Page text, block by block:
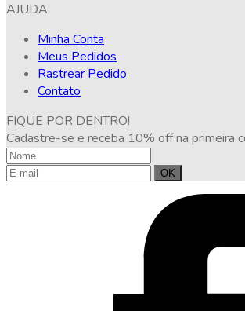
AJUDA
Minha Conta
Meus Pedidos
Rastrear Pedido
Contato
FIQUE POR DENTRO!
Cadastre-se e receba 10% off na primeira